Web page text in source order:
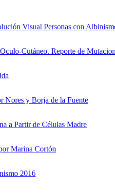
Visual Personas con
Cutáneo. Reporte de
Nores y Borja de la Fuente
a Partir de Células Madre
Marina Cortón
2016